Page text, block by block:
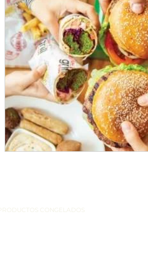
PRODUCTOS CONGELADOS